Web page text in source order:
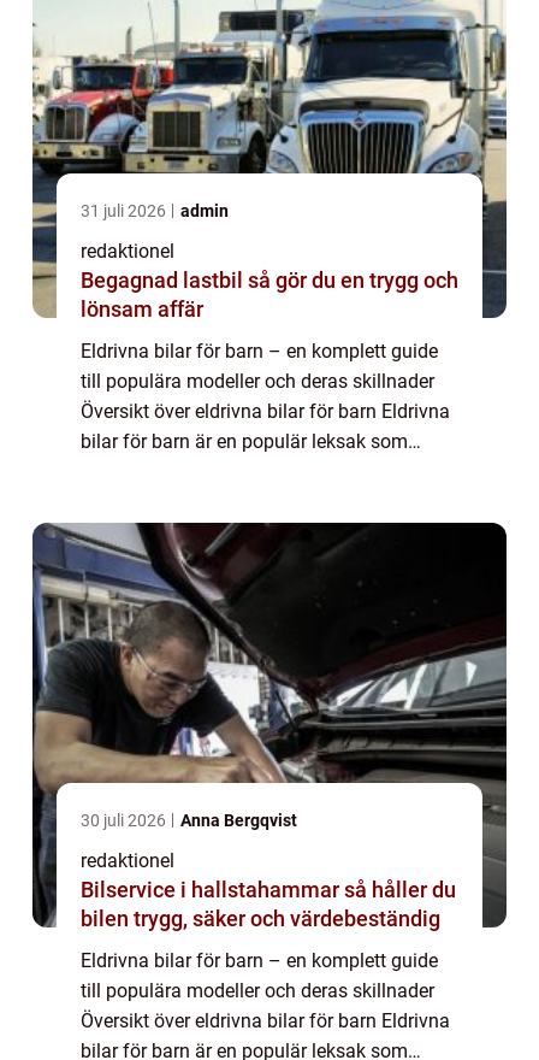
31 juli 2026 admin
redaktionel
Begagnad lastbil så gör du en trygg och
lönsam affär
Eldrivna bilar för barn – en komplett guide
till populära modeller och deras skillnader
Översikt över eldrivna bilar för barn Eldrivna
bilar för barn är en populär leksak som
30 juli 2026 Anna Bergqvist
redaktionel
Bilservice i hallstahammar så håller du
bilen trygg, säker och värdebeständig
Eldrivna bilar för barn – en komplett guide
till populära modeller och deras skillnader
Översikt över eldrivna bilar för barn Eldrivna
bilar för barn är en populär leksak som